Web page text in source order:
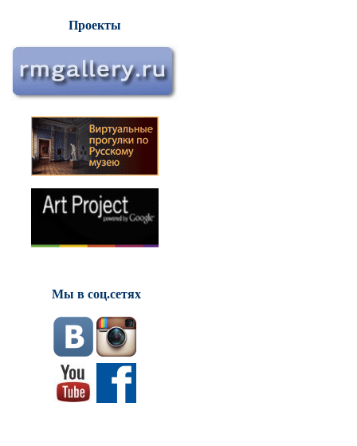
Проекты
Мы в соц.сетях